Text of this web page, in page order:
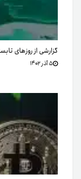
گزارشی از روزهای تابستان۱۴۰۲ در
۵ آذر ۱۴۰۲